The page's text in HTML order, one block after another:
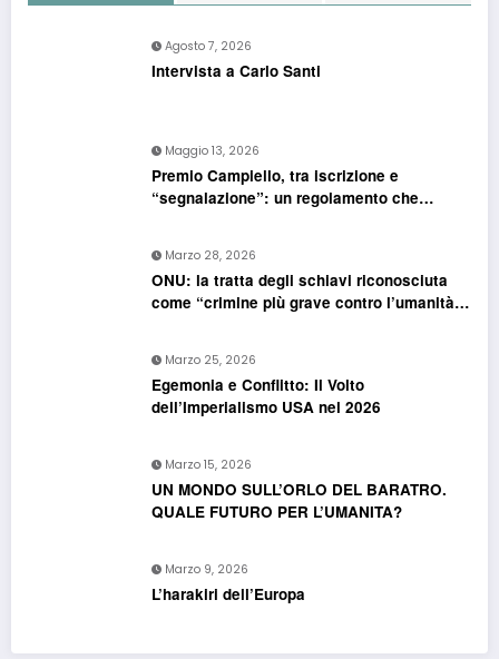
Agosto 7, 2026
Intervista a Carlo Santi
Maggio 13, 2026
Premio Campiello, tra iscrizione e
“segnalazione”: un regolamento che
Marzo 28, 2026
ONU: la tratta degli schiavi riconosciuta
come “crimine più grave contro l’umanità”.
Marzo 25, 2026
Egemonia e Conflitto: Il Volto
dell’Imperialismo USA nel 2026
Marzo 15, 2026
UN MONDO SULL’ORLO DEL BARATRO.
QUALE FUTURO PER L’UMANITA?
Marzo 9, 2026
L’harakiri dell’Europa